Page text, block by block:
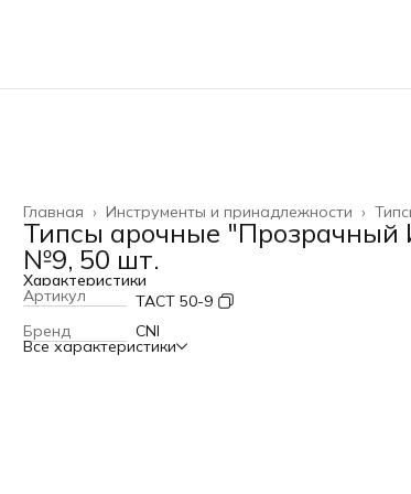
Инструменты и принадлежности ›
Главная ›
Типсы арочные "Прозрачный
№9, 50 шт.
Характеристики
Артикул
TACT 50-9
Бренд
CNI
Все характеристики